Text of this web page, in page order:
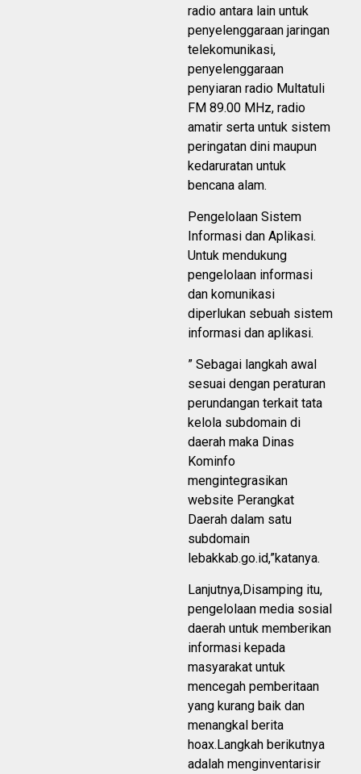
radio antara lain untuk
penyelenggaraan jaringan
telekomunikasi,
penyelenggaraan
penyiaran radio Multatuli
FM 89.00 MHz, radio
amatir serta untuk sistem
peringatan dini maupun
kedaruratan untuk
bencana alam.
Pengelolaan Sistem
Informasi dan Aplikasi.
Untuk mendukung
pengelolaan informasi
dan komunikasi
diperlukan sebuah sistem
informasi dan aplikasi.
” Sebagai langkah awal
sesuai dengan peraturan
perundangan terkait tata
kelola subdomain di
daerah maka Dinas
Kominfo
mengintegrasikan
website Perangkat
Daerah dalam satu
subdomain
lebakkab.go.id,”katanya.
Lanjutnya,Disamping itu,
pengelolaan media sosial
daerah untuk memberikan
informasi kepada
masyarakat untuk
mencegah pemberitaan
yang kurang baik dan
menangkal berita
hoax.Langkah berikutnya
adalah menginventarisir